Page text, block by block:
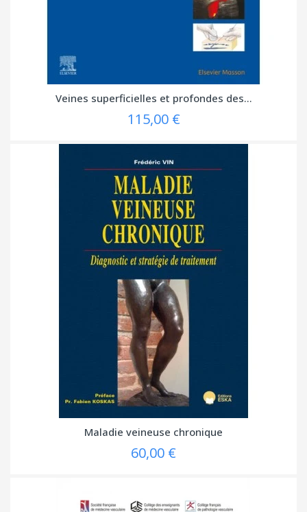
Veines superficielles et profondes des...
115,00 €
Maladie veineuse chronique
60,00 €